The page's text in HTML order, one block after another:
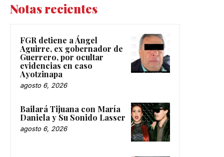
Notas recientes
FGR detiene a Ángel
Aguirre, ex gobernador de
Guerrero, por ocultar
evidencias en caso
Ayotzinapa
agosto 6, 2026
Bailará Tijuana con María
Daniela y Su Sonido Lasser
agosto 6, 2026